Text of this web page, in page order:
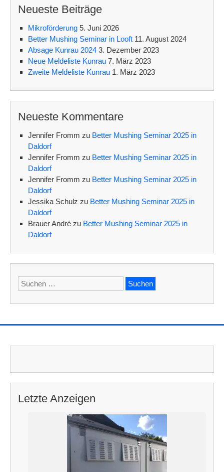
o
e
n
Neueste Beiträge
Mikroförderung 5. Juni 2026
Better Mushing Seminar in Looft 11. August 2024
Absage Kunrau 2024 3. Dezember 2023
Neue Meldeliste Kunrau 7. März 2023
Zweite Meldeliste Kunrau 1. März 2023
Neueste Kommentare
Jennifer Fromm zu Better Mushing Seminar 2025 in
Daldorf
Jennifer Fromm zu Better Mushing Seminar 2025 in
Daldorf
Jennifer Fromm zu Better Mushing Seminar 2025 in
Daldorf
Jessika Schulz zu Better Mushing Seminar 2025 in
Daldorf
Brauer André zu Better Mushing Seminar 2025 in
Daldorf
Suchen
nach:
Letzte Anzeigen